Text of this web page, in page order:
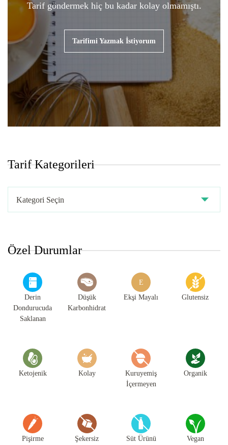
Tarif göndermek hiç bu kadar kolay olmamıştı.
Tarifimi Yazmak İstiyorum
Tarif Kategorileri
Kategorileri
Özel Durumlar
Derin
Dondurucuda
Saklanan
Düşük
Karbonhidrat
E
Ekşi Mayalı Glutensiz
Ketojenik Kolay
Kuruyemiş
İçermeyen
Organik
Pişirme
Şekersiz
Süt Ürünü
Vegan